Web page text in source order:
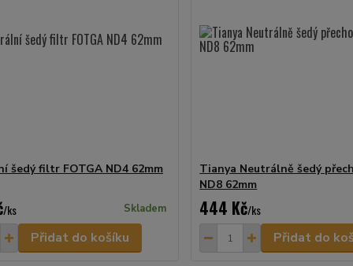
šedý filtr FOTGA ND4 62mm
/ks Skladem
Přidat do košíku
Tianya Neutrálně šedý
ND8 62mm
444 Kč/ks
Přidat do